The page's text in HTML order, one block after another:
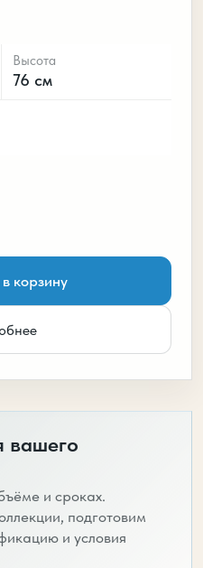
Высота
76 см
корзину
вашего
и сроках.
подготовим
и условия